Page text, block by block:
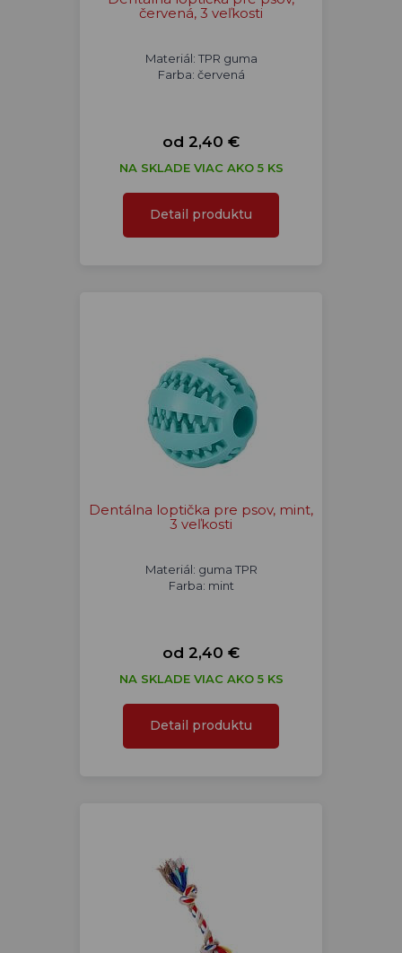
červená, 3 veľkosti
Materiál: TPR guma
Farba: červená
od 2,40 €
NA SKLADE VIAC AKO 5 KS
Detail produktu
Dentálna loptička pre psov, mint,
3 veľkosti
Materiál: guma TPR
Farba: mint
od 2,40 €
NA SKLADE VIAC AKO 5 KS
Detail produktu